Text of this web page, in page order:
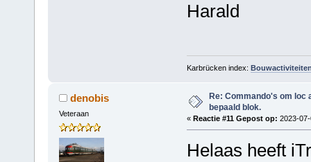
Harald
Karbrücken index:
denobis
Veteraan
Re: Commando's om loc
bepaald blok.
« Reactie #11 Gepost op: 2023-
Helaas heeft